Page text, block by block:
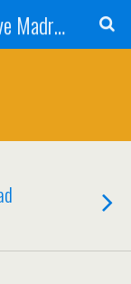
El blog de la EMT | Nos mueve Madrid